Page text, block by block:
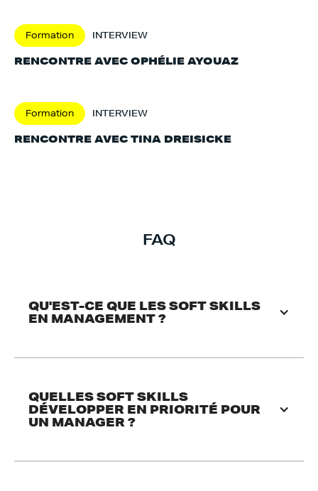
Formation INTERVIEW
RENCONTRE AVEC OPHÉLIE AYOUAZ
Formation INTERVIEW
RENCONTRE AVEC TINA DREISICKE
FAQ
QU'EST-CE QUE LES SOFT SKILLS
EN MANAGEMENT ?
QUELLES SOFT SKILLS
DÉVELOPPER EN PRIORITÉ POUR
UN MANAGER ?